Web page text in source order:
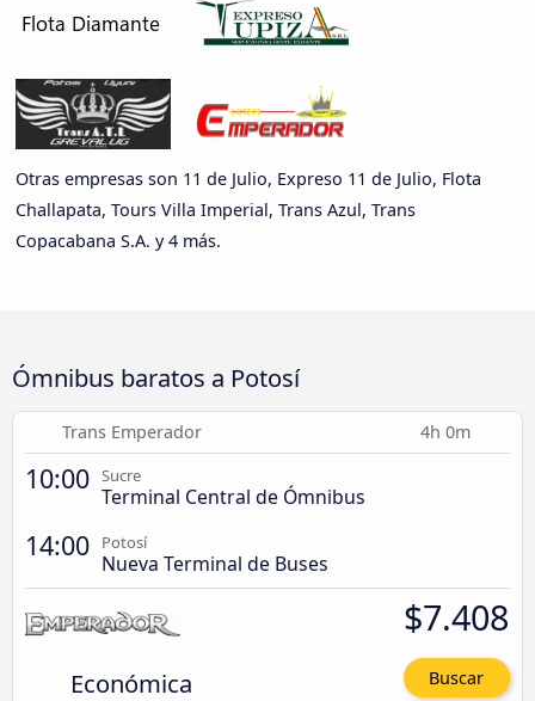
Otras empresas son 11 de Julio, Expreso 11 de Julio, Flota
Challapata, Tours Villa Imperial, Trans Azul, Trans
Copacabana S.A. y 4 más.
Ómnibus baratos a Potosí
Trans Emperador 4h 0m
10:00 Sucre
Terminal Central de Ómnibus
14:00 Potosí
Nueva Terminal de Buses
Económica
$7.408
Buscar